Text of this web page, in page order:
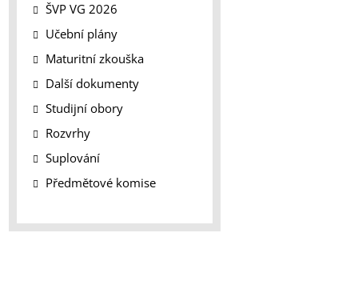
ŠVP VG 2026
Učební plány
Maturitní zkouška
Další dokumenty
Studijní obory
Rozvrhy
Suplování
Předmětové komise